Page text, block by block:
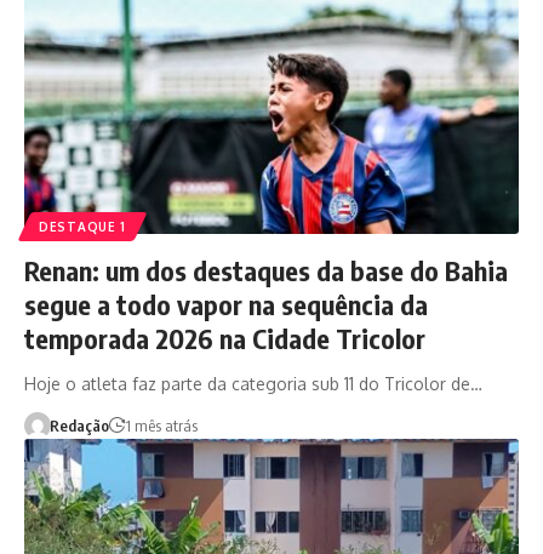
DESTAQUE 1
Renan: um dos destaques da base do Bahia
segue a todo vapor na sequência da
temporada 2026 na Cidade Tricolor
Hoje o atleta faz parte da categoria sub 11 do Tricolor de…
Redação 1 mês atrás